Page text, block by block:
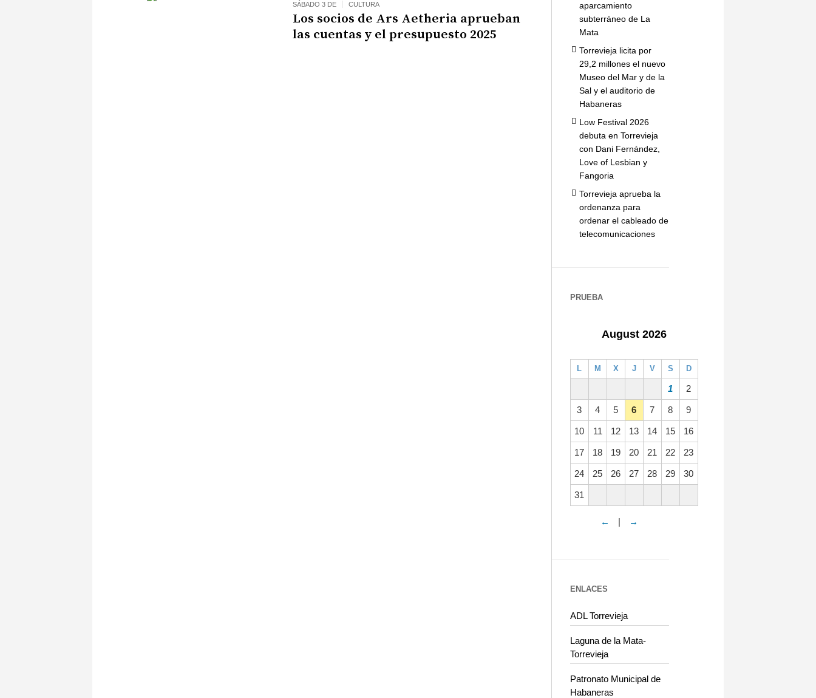
SÁBADO 3 DE CULTURA
Los socios de Ars Aetheria aprueban
las cuentas y el presupuesto 2025
aparcamiento
subterráneo de La
Mata
Torrevieja licita por
29,2 millones el nuevo
Museo del Mar y de la
Sal y el auditorio de
Habaneras
Low Festival 2026
debuta en Torrevieja
con Dani Fernández,
Love of Lesbian y
Fangoria
Torrevieja aprueba la
ordenanza para
ordenar el cableado de
telecomunicaciones
PRUEBA
August 2026
L M X J V S D
1 2
3 4 5 6 7 8 9
10 11 12 13 14 15 16
17 18 19 20 21 22 23
24 25 26 27 28 29 30
31
← | →
ENLACES
ADL Torrevieja
Laguna de la Mata-
Torrevieja
Patronato Municipal de
Habaneras